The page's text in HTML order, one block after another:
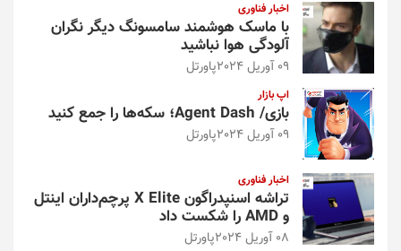
اخبار فناوری
با ماسک هوشمند سامسونگ دیگر نگران
آلودگی هوا نباشید
09 آوریل 2024 پاورتل
اپ بازار
بازی/ Agent Dash؛ سکه‌ها را جمع کنید
09 آوریل 2024 پاورتل
اخبار فناوری
تراشه اسنپدراگون X Elite پرچم‌داران اینتل
و AMD را شکست داد
08 آوریل 2024 پاورتل